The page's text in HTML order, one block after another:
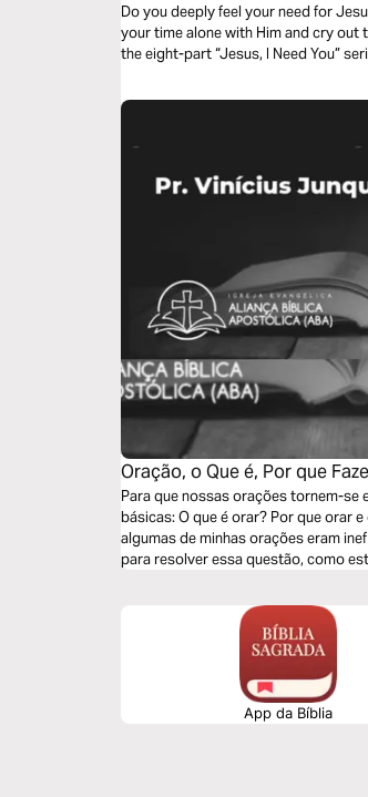
Do you deeply feel your need for
your time alone with Him and cry
the eight-part “Jesus, I Need You”
Oração, o Que é, Por que
Para que nossas orações tornem-se
básicas: O que é orar? Por que orar
algumas de minhas orações eram
para resolver essa questão, como
App da Bíblia